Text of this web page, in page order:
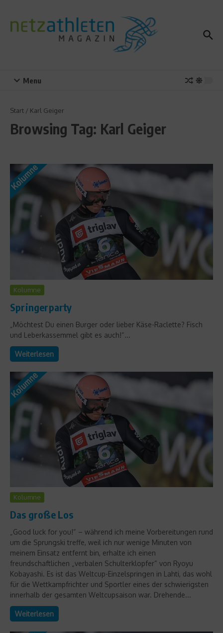
Menu
Start / Karl Geiger
Browsing Tag: Karl Geiger
Kolumne
Springerparty
„Möchtest Du einen Burger oder lieber Käse-Raclette? Fisch
und Leberkassemmel gibt es auch!“...
Weiterlesen
Kolumne
Das große Los
„Good luck for you!“ – während ich meine Vorbereitungen rund
um die Sprungski treffe, weil ich nur wenige Minuten von
meinem Einsatz entfernt bin, erhalte ich einen
freundschaftlichen „verbalen Schulterklopfer“ von Ryoyu
Kobayashi. Es ist das Weltcup-Einzelspringen in Lahti, das wohl
für die Wettkampfrichter und Sportler eines der schwierigsten
innerhalb der gesamten Weltcupsaison war. Drehende...
Weiterlesen